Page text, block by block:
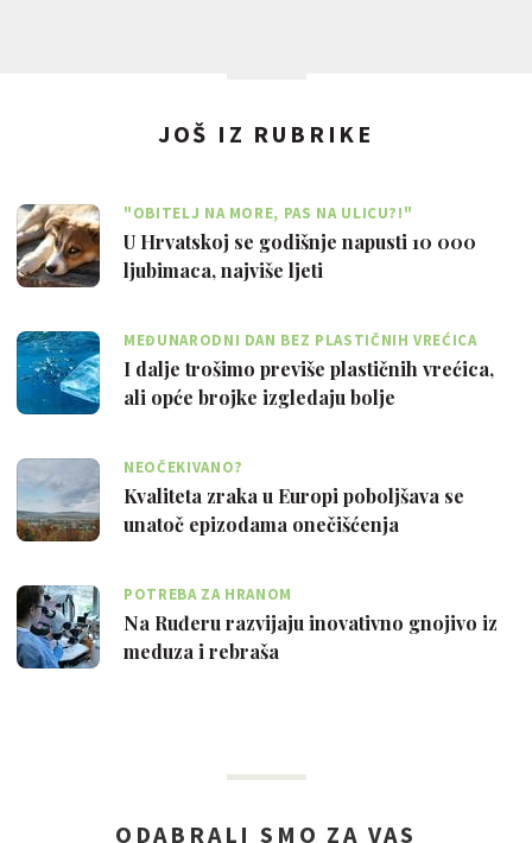
JOŠ IZ RUBRIKE
"OBITELJ NA MORE, PAS NA ULICU?!"
U Hrvatskoj se godišnje napusti 10 000
ljubimaca, najviše ljeti
MEĐUNARODNI DAN BEZ PLASTIČNIH VREĆICA
I dalje trošimo previše plastičnih vrećica,
ali opće brojke izgledaju bolje
NEOČEKIVANO?
Kvaliteta zraka u Europi poboljšava se
unatoč epizodama onečišćenja
POTREBA ZA HRANOM
Na Ruđeru razvijaju inovativno gnojivo iz
meduza i rebraša